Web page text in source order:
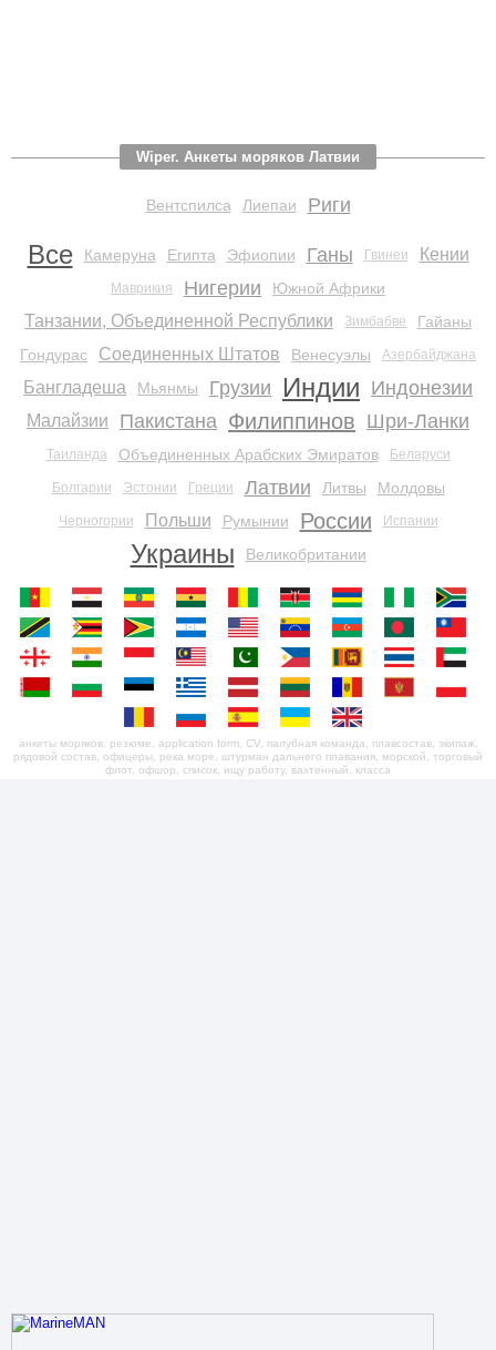
Wiper. Анкеты моряков Латвии
Вентспилса Лиепаи Риги
Все Камеруна Египта Эфиопии Ганы Гвинеи Кении
Маврикия Нигерии Южной Африки
Танзании, Объединенной Республики Зимбабве
Гайаны
Гондурас
Соединенных Штатов Венесуэлы Азербайджана
Бангладеша Мьянмы Грузии Индии Индонезии
Малайзии Пакистана Филиппинов Шри-Ланки
Таиланда Объединенных Арабских Эмиратов Беларуси
Болгарии Эстонии Греции Латвии Литвы Молдовы
Черногории Польши Румынии России Испании
Украины Великобритании
анкеты моряков, резюме, application form, CV, палубная команда, плавсостав, экипаж,
рядовой состав, офицеры, река море, штурман дальнего плавания, морской, торговый
флот, офшор, список, ищу работу, вахтенный, класса